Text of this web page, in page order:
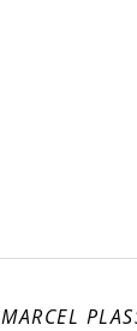
MARCEL